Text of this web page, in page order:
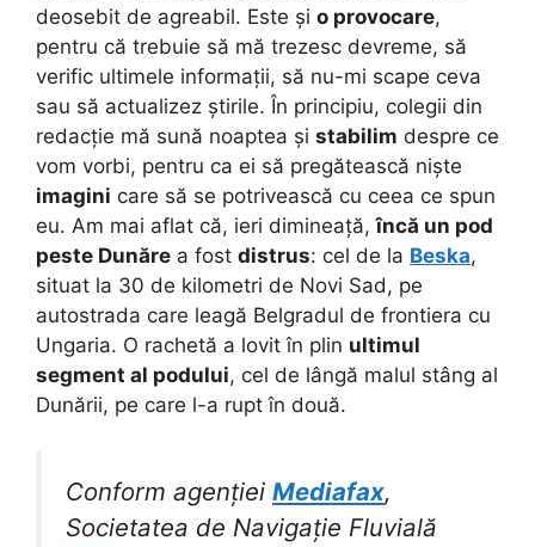
deosebit de agreabil. Este și o provocare,
pentru că trebuie să mă trezesc devreme, să
verific ultimele informații, să nu-mi scape ceva
sau să actualizez știrile. În principiu, colegii din
redacție mă sună noaptea și stabilim despre ce
vom vorbi, pentru ca ei să pregătească niște
imagini care să se potrivească cu ceea ce spun
eu. Am mai aflat că, ieri dimineață,încă un pod
peste Dunăre a fost distrus: cel de la Beska,
situat la 30 de kilometri de Novi Sad, pe
autostrada care leagă Belgradul de frontiera cu
Ungaria. O rachetă a lovit în plin ultimul
segment al podului, cel de lângă malul stâng al
Dunării, pe care l-a rupt în două.
Conform agenției Mediafax,
Societatea de Navigație Fluvială